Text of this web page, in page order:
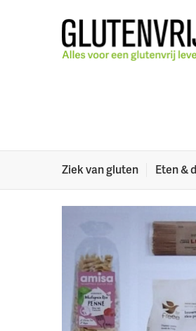
Ziek van gluten Eten &
Online